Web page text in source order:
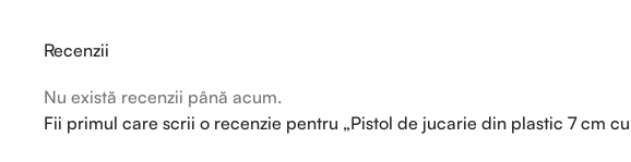
Recenzii
Nu există recenzii până acum.
Fii primul care scrii o recenzie pentru „Pistol de jucarie din plastic 7 cm